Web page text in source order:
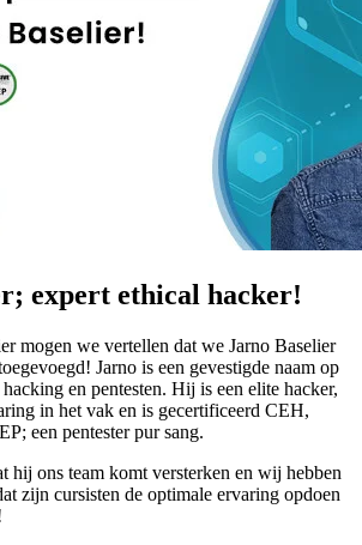
expert ethical hacker!
mogen we vertellen dat we Jarno Baselier
Jarno is een gevestigde naam op
en pentesten. Hij is een elite hacker,
in het vak en is gecertificeerd CEH,
een pentester pur sang.
hij ons team komt versterken en wij hebben
zijn cursisten de optimale ervaring opdoen